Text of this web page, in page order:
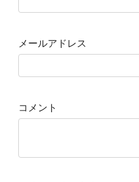
メールアドレス
コメント